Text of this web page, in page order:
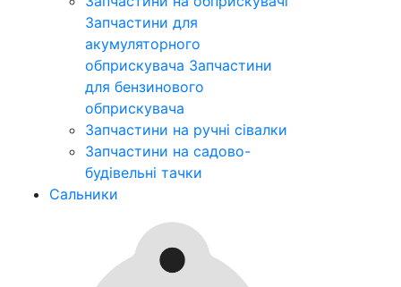
Запчастини для
акумуляторного
обприскувача Запчастини
для бензинового
обприскувача
Запчастини на ручні сівалки
Запчастини на садово-
будівельні тачки
Сальники